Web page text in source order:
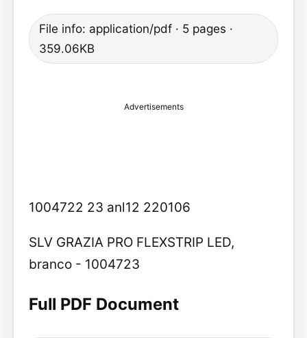
File info: application/pdf · 5 pages ·
359.06KB
Advertisements
1004722 23 anl12 220106
SLV GRAZIA PRO FLEXSTRIP LED,
branco - 1004723
Full PDF Document